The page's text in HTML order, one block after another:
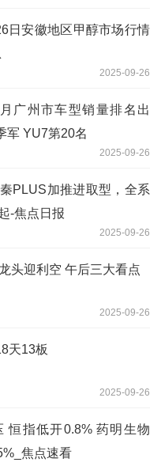
日安徽地区甲醇市场行情
2025-09-26
广州市车型销量排名出
军 YU7第20名
2025-09-26
PLUS加推进取型，全系
-焦点日报
2025-09-26
头迎利空 午后三大看点
2025-09-26
天13板
2025-09-26
恒指低开0.8% 药明生物
焦点速看